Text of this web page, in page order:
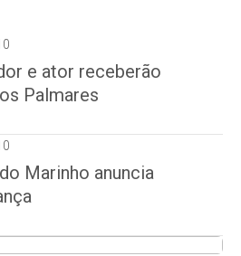
e ator receberão
Palmares
Marinho anuncia